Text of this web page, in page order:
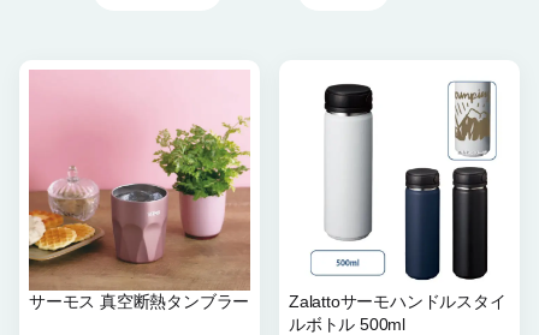
サーモス 真空断熱タンブラー
Zalattoサーモハンドルスタイ
ルボトル 500ml